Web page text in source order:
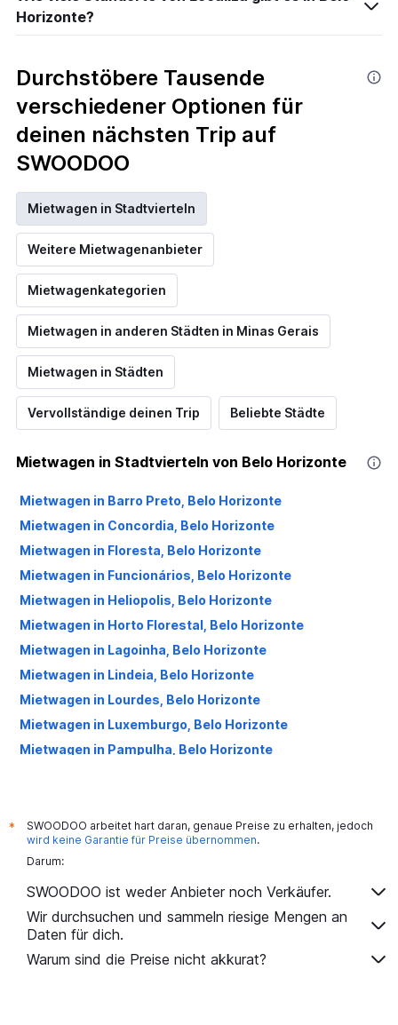
Horizonte?
Durchstöbere Tausende
verschiedener Optionen für
deinen nächsten Trip auf
SWOODOO
Mietwagen in Stadtvierteln
Weitere Mietwagenanbieter
Mietwagenkategorien
Mietwagen in anderen Städten in Minas Gerais
Mietwagen in Städten
Vervollständige deinen Trip Beliebte Städte
Mietwagen in Stadtvierteln von Belo Horizonte
Mietwagen in Barro Preto, Belo Horizonte
Mietwagen in Concordia, Belo Horizonte
Mietwagen in Floresta, Belo Horizonte
Mietwagen in Funcionários, Belo Horizonte
Mietwagen in Heliopolis, Belo Horizonte
Mietwagen in Horto Florestal, Belo Horizonte
Mietwagen in Lagoinha, Belo Horizonte
Mietwagen in Lindeia, Belo Horizonte
Mietwagen in Lourdes, Belo Horizonte
Mietwagen in Luxemburgo, Belo Horizonte
Mietwagen in Pampulha, Belo Horizonte
*
SWOODOO arbeitet hart daran, genaue Preise zu erhalten, jedoch
wird keine Garantie für Preise übernommen.
Darum:
SWOODOO ist weder Anbieter noch Verkäufer.
Wir durchsuchen und sammeln riesige Mengen an
Daten für dich.
Warum sind die Preise nicht akkurat?